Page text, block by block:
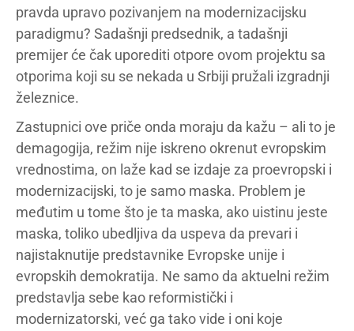
pravda upravo pozivanjem na modernizacijsku
paradigmu? Sadašnji predsednik, a tadašnji
premijer će čak uporediti otpore ovom projektu sa
otporima koji su se nekada u Srbiji pružali izgradnji
železnice.
Zastupnici ove priče onda moraju da kažu – ali to je
demagogija, režim nije iskreno okrenut evropskim
vrednostima, on laže kad se izdaje za proevropski i
modernizacijski, to je samo maska. Problem je
međutim u tome što je ta maska, ako uistinu jeste
maska, toliko ubedljiva da uspeva da prevari i
najistaknutije predstavnike Evropske unije i
evropskih demokratija. Ne samo da aktuelni režim
predstavlja sebe kao reformistički i
modernizatorski, već ga tako vide i oni koje